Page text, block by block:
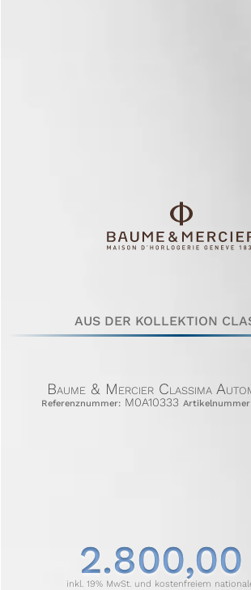
AUS DER KOLLEKTION
Baume & Mercier Classima
Referenznummer: M0A10333
inkl. 19% MwSt. und kostenfreiem